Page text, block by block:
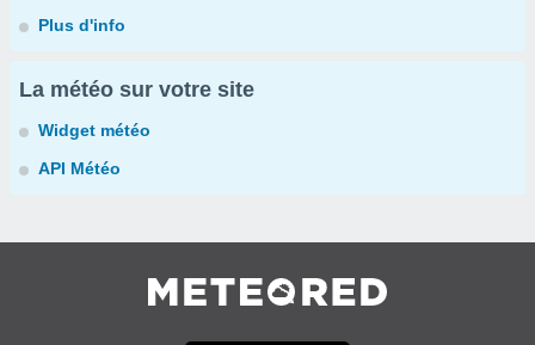
Plus d'info
La météo sur votre site
Widget météo
API Météo